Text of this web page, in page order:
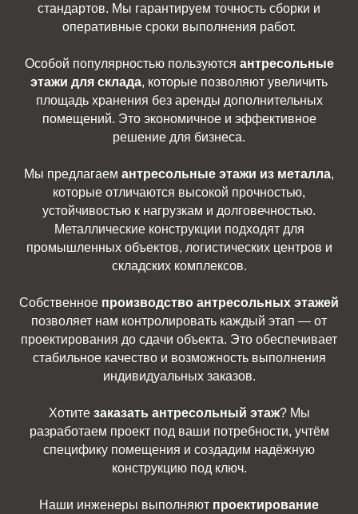
стандартов. Мы гарантируем точность сборки и
оперативные сроки выполнения работ.
Особой популярностью пользуются антресольные
этажи для склада, которые позволяют увеличить
площадь хранения без аренды дополнительных
помещений. Это экономичное и эффективное
решение для бизнеса.
Мы предлагаем антресольные этажи из металла,
которые отличаются высокой прочностью,
устойчивостью к нагрузкам и долговечностью.
Металлические конструкции подходят для
промышленных объектов, логистических центров и
складских комплексов.
Собственное производство антресольных этажей
позволяет нам контролировать каждый этап — от
проектирования до сдачи объекта. Это обеспечивает
стабильное качество и возможность выполнения
индивидуальных заказов.
Хотите заказать антресольный этаж? Мы
разработаем проект под ваши потребности, учтём
специфику помещения и создадим надёжную
конструкцию под ключ.
Наши инженеры выполняют проектирование